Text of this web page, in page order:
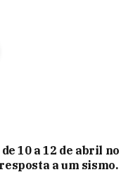
10 a 12 de abril no
a um sismo.